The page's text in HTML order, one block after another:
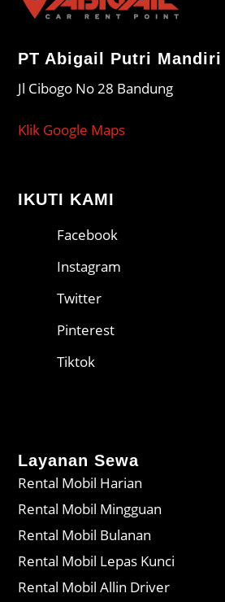
PT Abigail Putri Mandiri
Jl Cibogo No 28 Bandung
Klik Google Maps
IKUTI KAMI
Facebook
Instagram
Twitter
Pinterest
Tiktok
Layanan Sewa
Rental Mobil Harian
Rental Mobil Mingguan
Rental Mobil Bulanan
Rental Mobil Lepas Kunci
Rental Mobil Allin Driver